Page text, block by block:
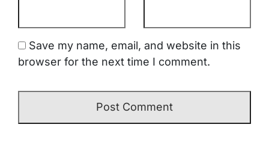
Save my name, email, and website in this
browser for the next time I comment.